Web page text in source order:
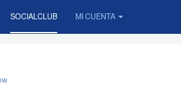
SOCIALCLUB MI CUENTA